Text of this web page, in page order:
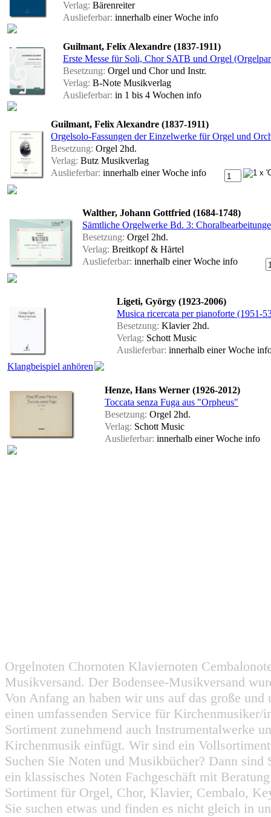
Verlag: Bärenreiter
Auslieferbar: innerhalb einer Woche info
Guilmant, Felix Alexandre (1837-1911)
Erste Messe für Soli, Chor SATB und Orgel
Besetzung: Orgel und Chor und Instr.
Verlag: B-Note Musikverlag
Auslieferbar: in 1 bis 4 Wochen info
Guilmant, Felix Alexandre (1837-1911)
Orgelsolo-Fassungen der Einzelwerke für Orgel und
Besetzung: Orgel 2hd.
Verlag: Butz Musikverlag
Auslieferbar: innerhalb einer Woche info
Walther, Johann Gottfried (1684-1748)
Sämtliche Orgelwerke Bd. 3:
Besetzung: Orgel 2hd.
Verlag: Breitkopf & Härtel
Auslieferbar: innerhalb einer Woche info
Klangbeispiel anhören
Ligeti, György (1923-2006)
Musica ricercata per pianoforte (1951-
Besetzung: Klavier 2hd.
Verlag: Schott Music
Auslieferbar: innerhalb einer Woche
Henze, Hans Werner (1926-2012)
Toccata senza Fuga aus "Orpheus"
Besetzung: Orgel 2hd.
Verlag: Schott Music
Auslieferbar: innerhalb einer Woche info
Orgelnoten Chornoten Klaviernoten
Musikversand. Der Bodensee-Musikversand
Von Anfang an haben wir uns auf das große
einen umfassenden Service für
Sortiment zunehmend auch Instrumentalwerke
Kirchenmusik einfügt. Wir sind ein
Suchen Sie Noten und Musikbücher? Dann
ein klassisches Noten Fachgeschäft mit
Sortiment für Orgel, Chor, Klavier, Cembalo,
Sie suchen etwas und finden es nicht gleich in